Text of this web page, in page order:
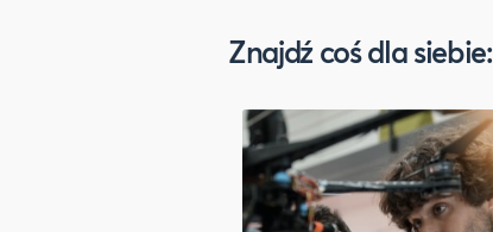
Znajdź coś dla siebie: